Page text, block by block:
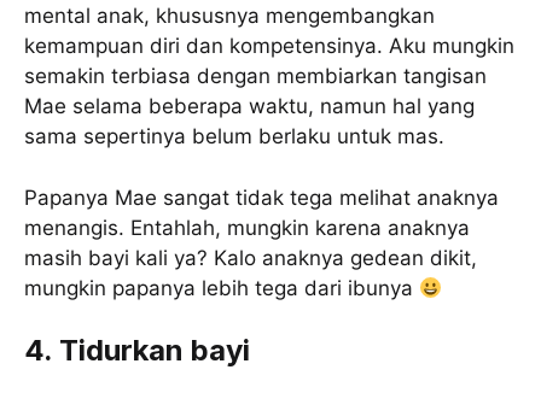
mental anak, khususnya mengembangkan
kemampuan diri dan kompetensinya. Aku mungkin
semakin terbiasa dengan membiarkan tangisan
Mae selama beberapa waktu, namun hal yang
sama sepertinya belum berlaku untuk mas.
Papanya Mae sangat tidak tega melihat anaknya
menangis. Entahlah, mungkin karena anaknya
masih bayi kali ya? Kalo anaknya gedean dikit,
mungkin papanya lebih tega dari ibunya
4. Tidurkan bayi